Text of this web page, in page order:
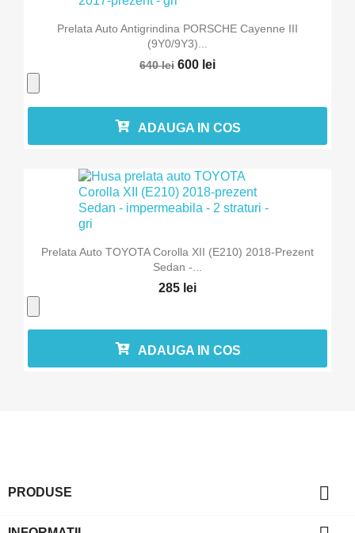
Prelata Auto Antigrindina PORSCHE Cayenne III
(9Y0/9Y3)...
640 lei 600 lei
ADAUGA IN COS
Prelata Auto TOYOTA Corolla XII (E210) 2018-Prezent
Sedan -...
285 lei
ADAUGA IN COS
PRODUSE 